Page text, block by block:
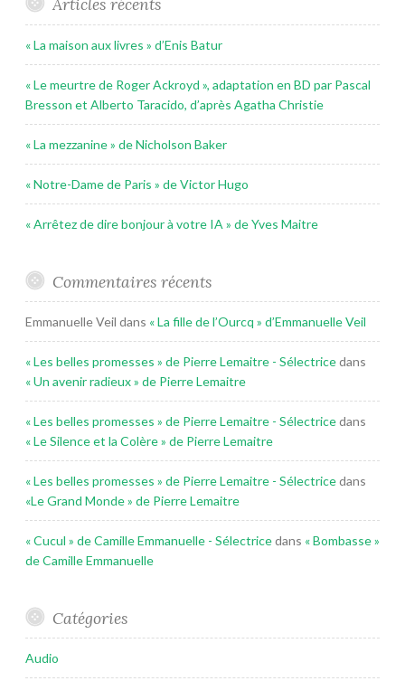
Articles récents
« La maison aux livres » d’Enis Batur
« Le meurtre de Roger Ackroyd », adaptation en BD par Pascal
Bresson et Alberto Taracido, d’après Agatha Christie
« La mezzanine » de Nicholson Baker
« Notre-Dame de Paris » de Victor Hugo
« Arrêtez de dire bonjour à votre IA » de Yves Maitre
Commentaires récents
Emmanuelle Veil dans « La fille de l’Ourcq » d’Emmanuelle Veil
« Les belles promesses » de Pierre Lemaitre - Sélectricedans
« Un avenir radieux » de Pierre Lemaitre
« Les belles promesses » de Pierre Lemaitre - Sélectricedans
« Le Silence et la Colère » de Pierre Lemaitre
« Les belles promesses » de Pierre Lemaitre - Sélectricedans
«Le Grand Monde » de Pierre Lemaitre
« Cucul » de Camille Emmanuelle - Sélectricedans « Bombasse »
de Camille Emmanuelle
Catégories
Audio